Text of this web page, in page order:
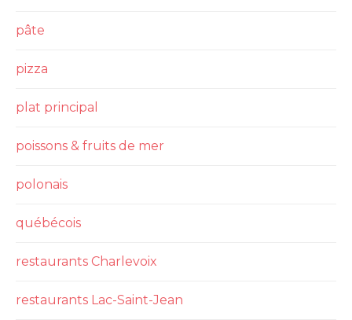
pâte
pizza
plat principal
poissons & fruits de mer
polonais
québécois
restaurants Charlevoix
restaurants Lac-Saint-Jean